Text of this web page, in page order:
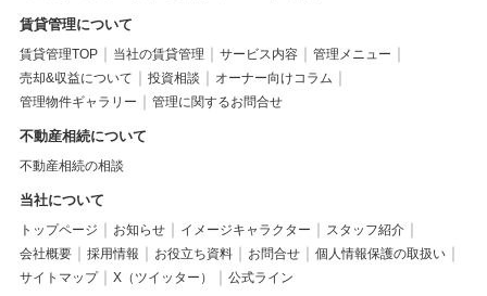
賃貸管理について
賃貸管理TOP 当社の賃貸管理 サービス内容
管理メニュー
売却&収益について
投資相談
オーナー向けコラム
管理物件ギャラリー
管理に関するお問合せ
不動産相続について
不動産相続の相談
当社について
トップページ お知らせ イメージキャラクター
スタッフ紹介
会社概要
採用情報 お役立ち資料 お問合せ
個人情報保護の取扱い
サイトマップ
X（ツイッター） 公式ライン